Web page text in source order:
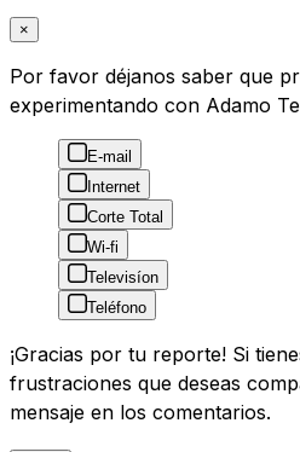
×
Por favor déjanos saber que
experimentando con Adamo
E-mail
Internet
Corte Total
Wi-fi
Televisíon
Teléfono
¡Gracias por tu reporte! Si
frustraciones que deseas
mensaje en los comentarios.